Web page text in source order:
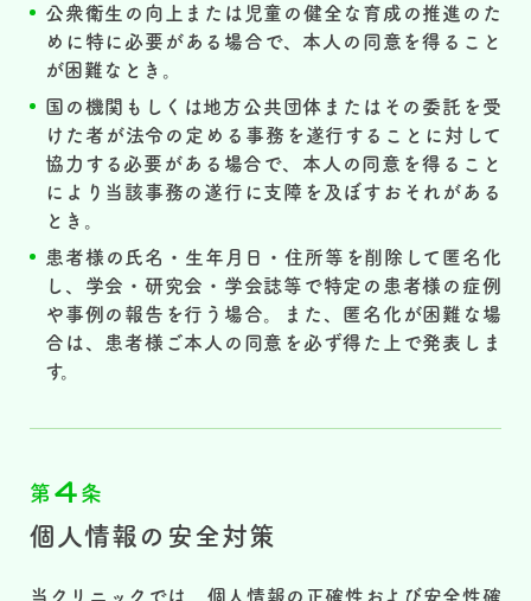
公衆衛生の向上または児童の健全な育成の推進のた
めに特に必要がある場合で、本人の同意を得ること
が困難なとき。
国の機関もしくは地方公共団体またはその委託を受
けた者が法令の定める事務を遂行することに対して
協力する必要がある場合で、本人の同意を得ること
により当該事務の遂行に支障を及ぼすおそれがある
とき。
患者様の氏名・生年月日・住所等を削除して匿名化
し、学会・研究会・学会誌等で特定の患者様の症例
や事例の報告を行う場合。また、匿名化が困難な場
合は、患者様ご本人の同意を必ず得た上で発表しま
す。
第 4 条
個人情報の安全対策
当クリニックでは、個人情報の正確性および安全性確